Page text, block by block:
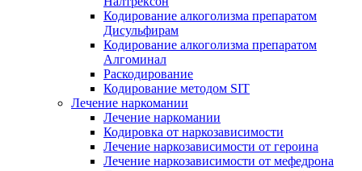
Кодирование алкоголизма препаратом
Дисульфирам
Кодирование алкоголизма препаратом
Алгоминал
Раскодирование
Кодирование методом SIT
Лечение наркомании
Лечение наркомании
Кодировка от наркозависимости
Лечение наркозависимости от героина
Лечение наркозависимости от мефедрона